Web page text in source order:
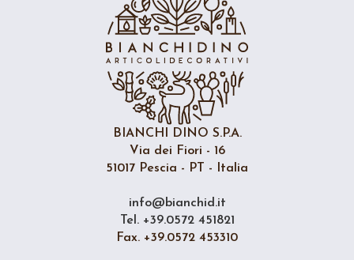
BIANCHI DINO S.P.A.
Via dei Fiori - 16
51017 Pescia - PT - Italia
info@bianchid.it
Tel. +39.0572 451821
Fax. +39.0572 453310